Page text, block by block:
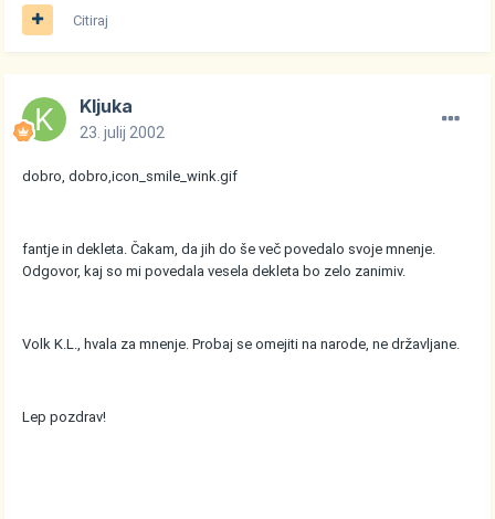
Citiraj
Kljuka
23. julij 2002
dobro, dobro,icon_smile_wink.gif
fantje in dekleta. Čakam, da jih do še več povedalo svoje mnenje.
Odgovor, kaj so mi povedala vesela dekleta bo zelo zanimiv.
Volk K.L., hvala za mnenje. Probaj se omejiti na narode, ne državljane.
Lep pozdrav!